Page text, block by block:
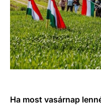
Ha most vasárnap